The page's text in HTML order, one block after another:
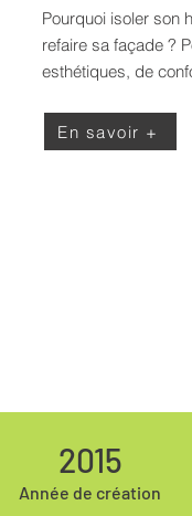
Pourquoi isoler son
refaire sa façade ?
esthétiques, de
En savoir +
2015
Année de création